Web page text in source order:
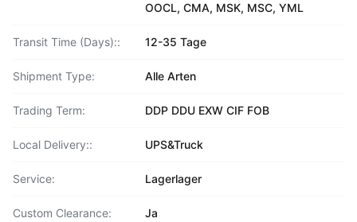
OOCL, CMA, MSK, MSC, YML
Transit Time (Days):: 12-35 Tage
Shipment Type: Alle Arten
Trading Term: DDP DDU EXW CIF FOB
Local Delivery:: UPS&Truck
Service: Lagerlager
Custom Clearance: Ja